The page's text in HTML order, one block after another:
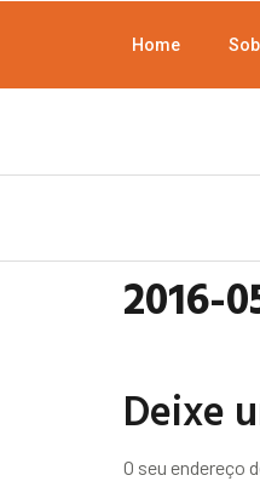
Home
2016-
Deixe
O seu endereço